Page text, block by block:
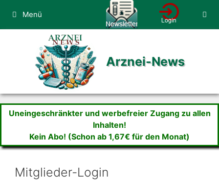
Inhalt
springen
Menü
Arznei-News
Uneingeschränkter und werbefreier Zugang zu allen
Inhalten!
Kein Abo! (Schon ab 1,67€ für den Monat)
Mitglieder-Login